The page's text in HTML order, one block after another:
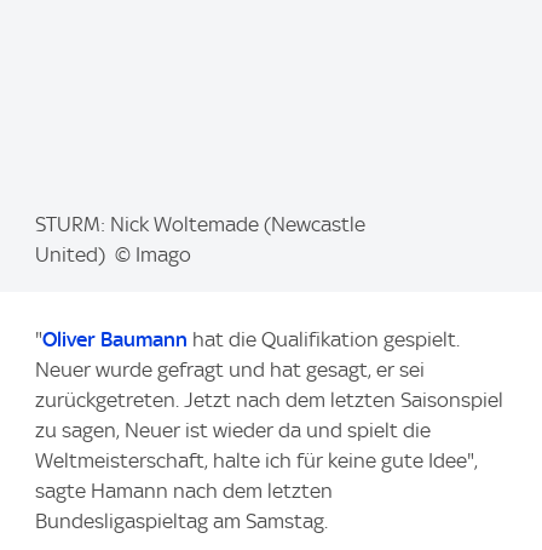
m
STURM: Nick Woltemade (Newcastle
United) © Imago
"Oliver Baumann hat die Qualifikation gespielt.
Neuer wurde gefragt und hat gesagt, er sei
zurückgetreten. Jetzt nach dem letzten Saisonspiel
zu sagen, Neuer ist wieder da und spielt die
Weltmeisterschaft, halte ich für keine gute Idee",
sagte Hamann nach dem letzten
Bundesligaspieltag am Samstag.